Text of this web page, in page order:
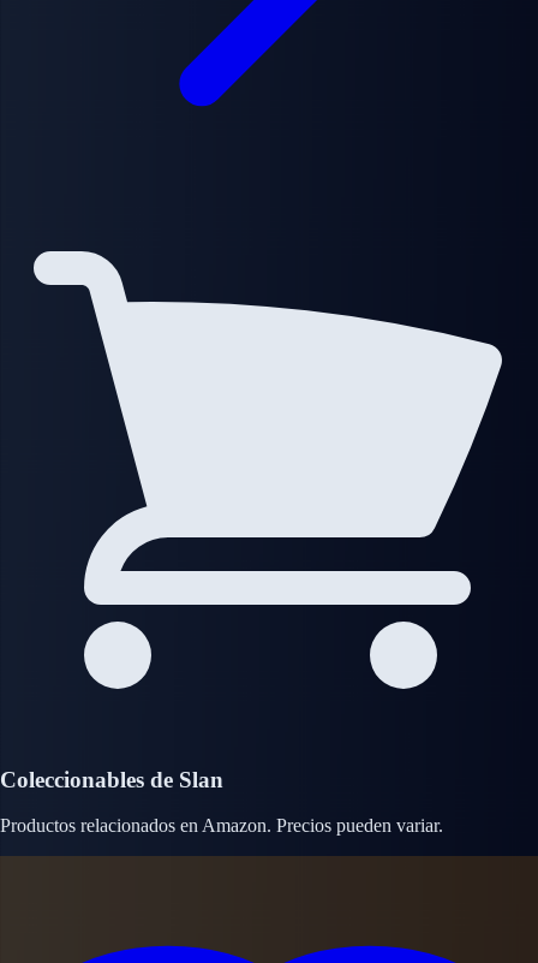
Coleccionables de Slan
Productos relacionados en Amazon. Precios pueden variar.